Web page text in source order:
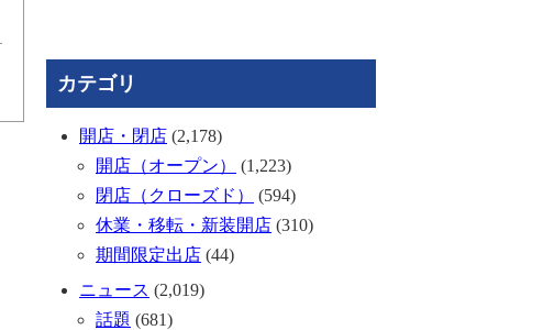
カテゴリ
開店・閉店 (2,178)
開店（オープン）
(1,223)
閉店（クローズド）
(594)
休業・移転・新装開店 (310)
期間限定出店 (44)
ニュース (2,019)
話題 (681)